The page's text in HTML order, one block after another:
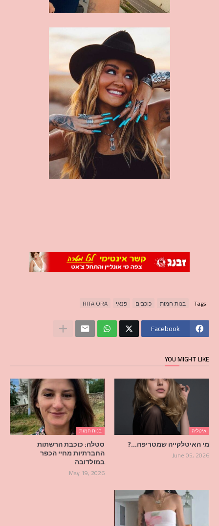
Tags בנות חמות כוכבים פנאי RITA ORA
Facebook
YOU MIGHT LIKE
איטליה
מי האיטלקייה שמטריפה…?
June 05, 2026
בנות חמות
סטלה: כוכבת הרשתות
החברתיות מחיי הכפר
במולדובה
May 19, 2026